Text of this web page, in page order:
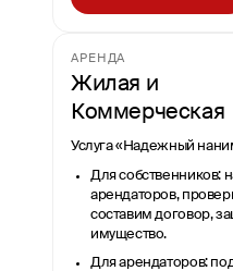
АРЕНДА
Жилая и
Коммерческая
Услуга «Надежный
Для собственников:
арендаторов,
составим договор,
имущество.
Для арендаторов: